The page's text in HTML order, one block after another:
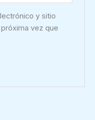
y sitio
vez que